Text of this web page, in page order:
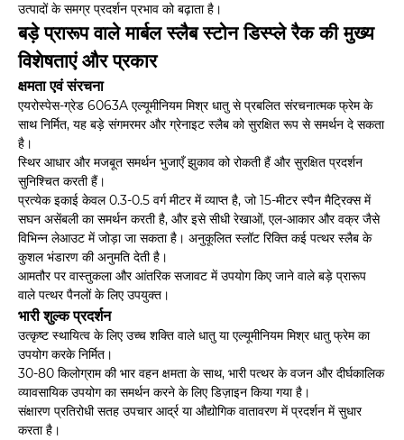
उत्पादों के समग्र प्रदर्शन प्रभाव को बढ़ाता है।
बड़े प्रारूप वाले मार्बल स्लैब स्टोन डिस्प्ले रैक की मुख्य
विशेषताएं और प्रकार
क्षमता एवं संरचना
एयरोस्पेस-ग्रेड 6063A एल्यूमीनियम मिश्र धातु से प्रबलित संरचनात्मक फ्रेम के
साथ निर्मित, यह बड़े संगमरमर और ग्रेनाइट स्लैब को सुरक्षित रूप से समर्थन दे सकता
है।
स्थिर आधार और मजबूत समर्थन भुजाएँ झुकाव को रोकती हैं और सुरक्षित प्रदर्शन
सुनिश्चित करती हैं।
प्रत्येक इकाई केवल 0.3-0.5 वर्ग मीटर में व्याप्त है, जो 15-मीटर स्पैन मैट्रिक्स में
सघन असेंबली का समर्थन करती है, और इसे सीधी रेखाओं, एल-आकार और वक्र जैसे
विभिन्न लेआउट में जोड़ा जा सकता है। अनुकूलित स्लॉट रिक्ति कई पत्थर स्लैब के
कुशल भंडारण की अनुमति देती है।
आमतौर पर वास्तुकला और आंतरिक सजावट में उपयोग किए जाने वाले बड़े प्रारूप
वाले पत्थर पैनलों के लिए उपयुक्त।
भारी शुल्क प्रदर्शन
उत्कृष्ट स्थायित्व के लिए उच्च शक्ति वाले धातु या एल्यूमीनियम मिश्र धातु फ्रेम का
उपयोग करके निर्मित।
30-80 किलोग्राम की भार वहन क्षमता के साथ, भारी पत्थर के वजन और दीर्घकालिक
व्यावसायिक उपयोग का समर्थन करने के लिए डिज़ाइन किया गया है।
संक्षारण प्रतिरोधी सतह उपचार आर्द्र या औद्योगिक वातावरण में प्रदर्शन में सुधार
करता है।